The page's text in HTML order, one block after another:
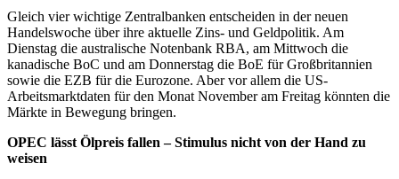
Gleich vier wichtige Zentralbanken entscheiden in der neuen
Handelswoche über ihre aktuelle Zins- und Geldpolitik. Am
Dienstag die australische Notenbank RBA, am Mittwoch die
kanadische BoC und am Donnerstag die BoE für Großbritannien
sowie die EZB für die Eurozone. Aber vor allem die US-
Arbeitsmarktdaten für den Monat November am Freitag könnten die
Märkte in Bewegung bringen.
OPEC lässt Ölpreis fallen – Stimulus nicht von der Hand zu
weisen